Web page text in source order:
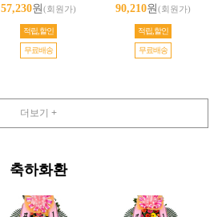
57,230원(회원가)
적립,할인
무료배송
90,210원(회원가)
적립,할인
무료배송
더보기 +
축하화환